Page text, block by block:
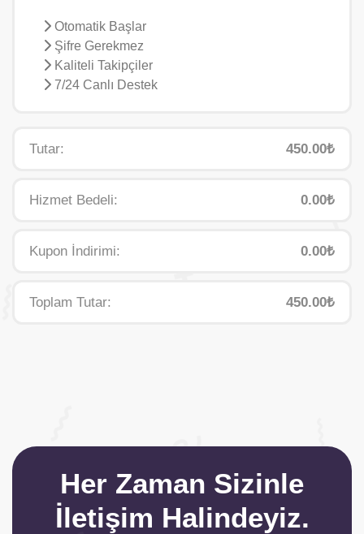
Otomatik Başlar
Şifre Gerekmez
Kaliteli Takipçiler
7/24 Canlı Destek
Tutar: 450.00₺
Hizmet Bedeli: 0.00₺
Kupon İndirimi: 0.00₺
Toplam Tutar: 450.00₺
Her Zaman Sizinle
İletişim Halindeyiz.